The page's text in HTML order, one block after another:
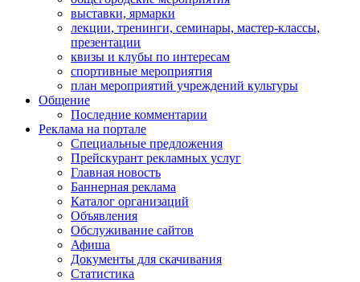
выставки, ярмарки
лекции, тренинги, семинары, мастер-классы,
презентации
квизы и клубы по интересам
спортивные мероприятия
план мероприятий учреждений культуры
Общение
Последние комментарии
Реклама на портале
Специальные предложения
Прейскурант рекламных услуг
Главная новость
Баннерная реклама
Каталог организаций
Объявления
Обслуживание сайтов
Афиша
Документы для скачивания
Статистика